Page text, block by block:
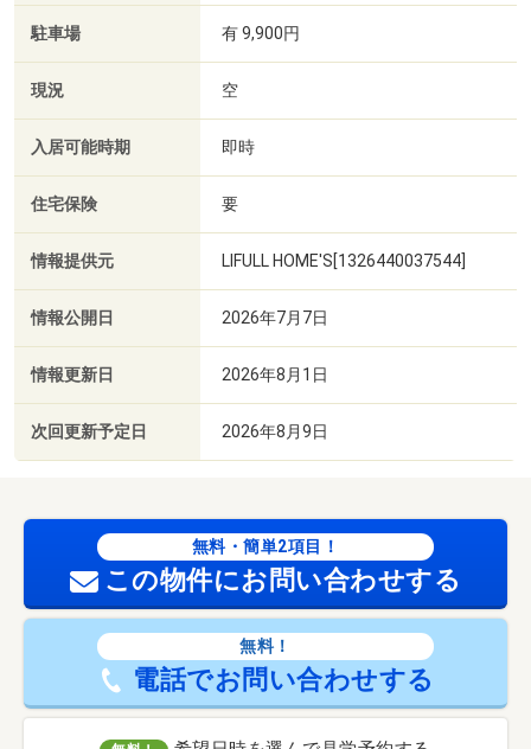
駐車場 有 9,900円
現況 空
入居可能時期 即時
住宅保険 要
情報提供元 LIFULL HOME'S[1326440037544]
情報公開日 2026年7月7日
情報更新日 2026年8月1日
次回更新予定日 2026年8月9日
無料・簡単2項目！
この物件にお問い合わせする
無料！
電話でお問い合わせする